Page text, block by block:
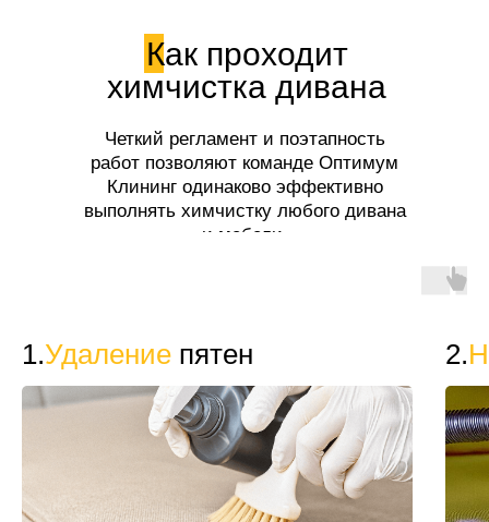
Как проходит
химчистка дивана
Четкий регламент и поэтапность
работ позволяют команде Оптимум
Клининг одинаково эффективно
выполнять химчистку любого дивана
и мебели.
1.Удаление пятен 2.